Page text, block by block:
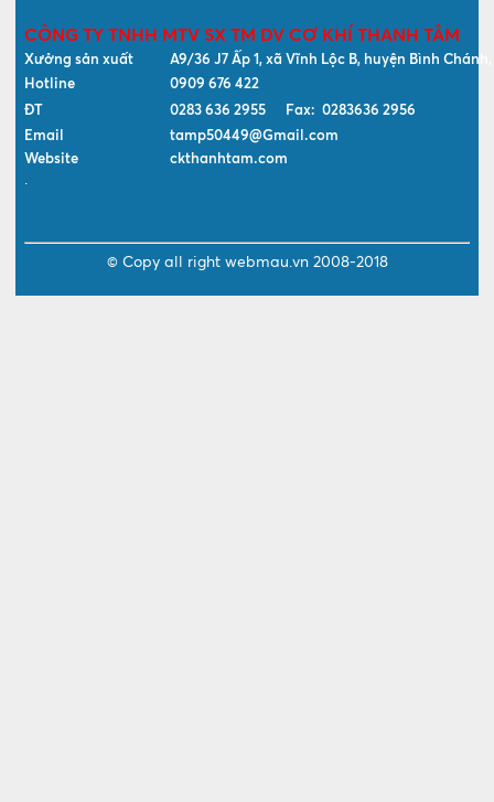
CÔNG TY TNHH MTV SX TM DV CƠ KHÍ THANH TÂM
Xưởng sản xuất
A9/36 J7 Ấp 1, xã Vĩnh Lộc B, huyện Bình
Hotline
0909 676 422
ĐT
0283 636 2955 Fax: 0283636 2956
Email
tamp50449@Gmail.com
Website
ckthanhtam.com
© Copy all right webmau.vn2008-2018